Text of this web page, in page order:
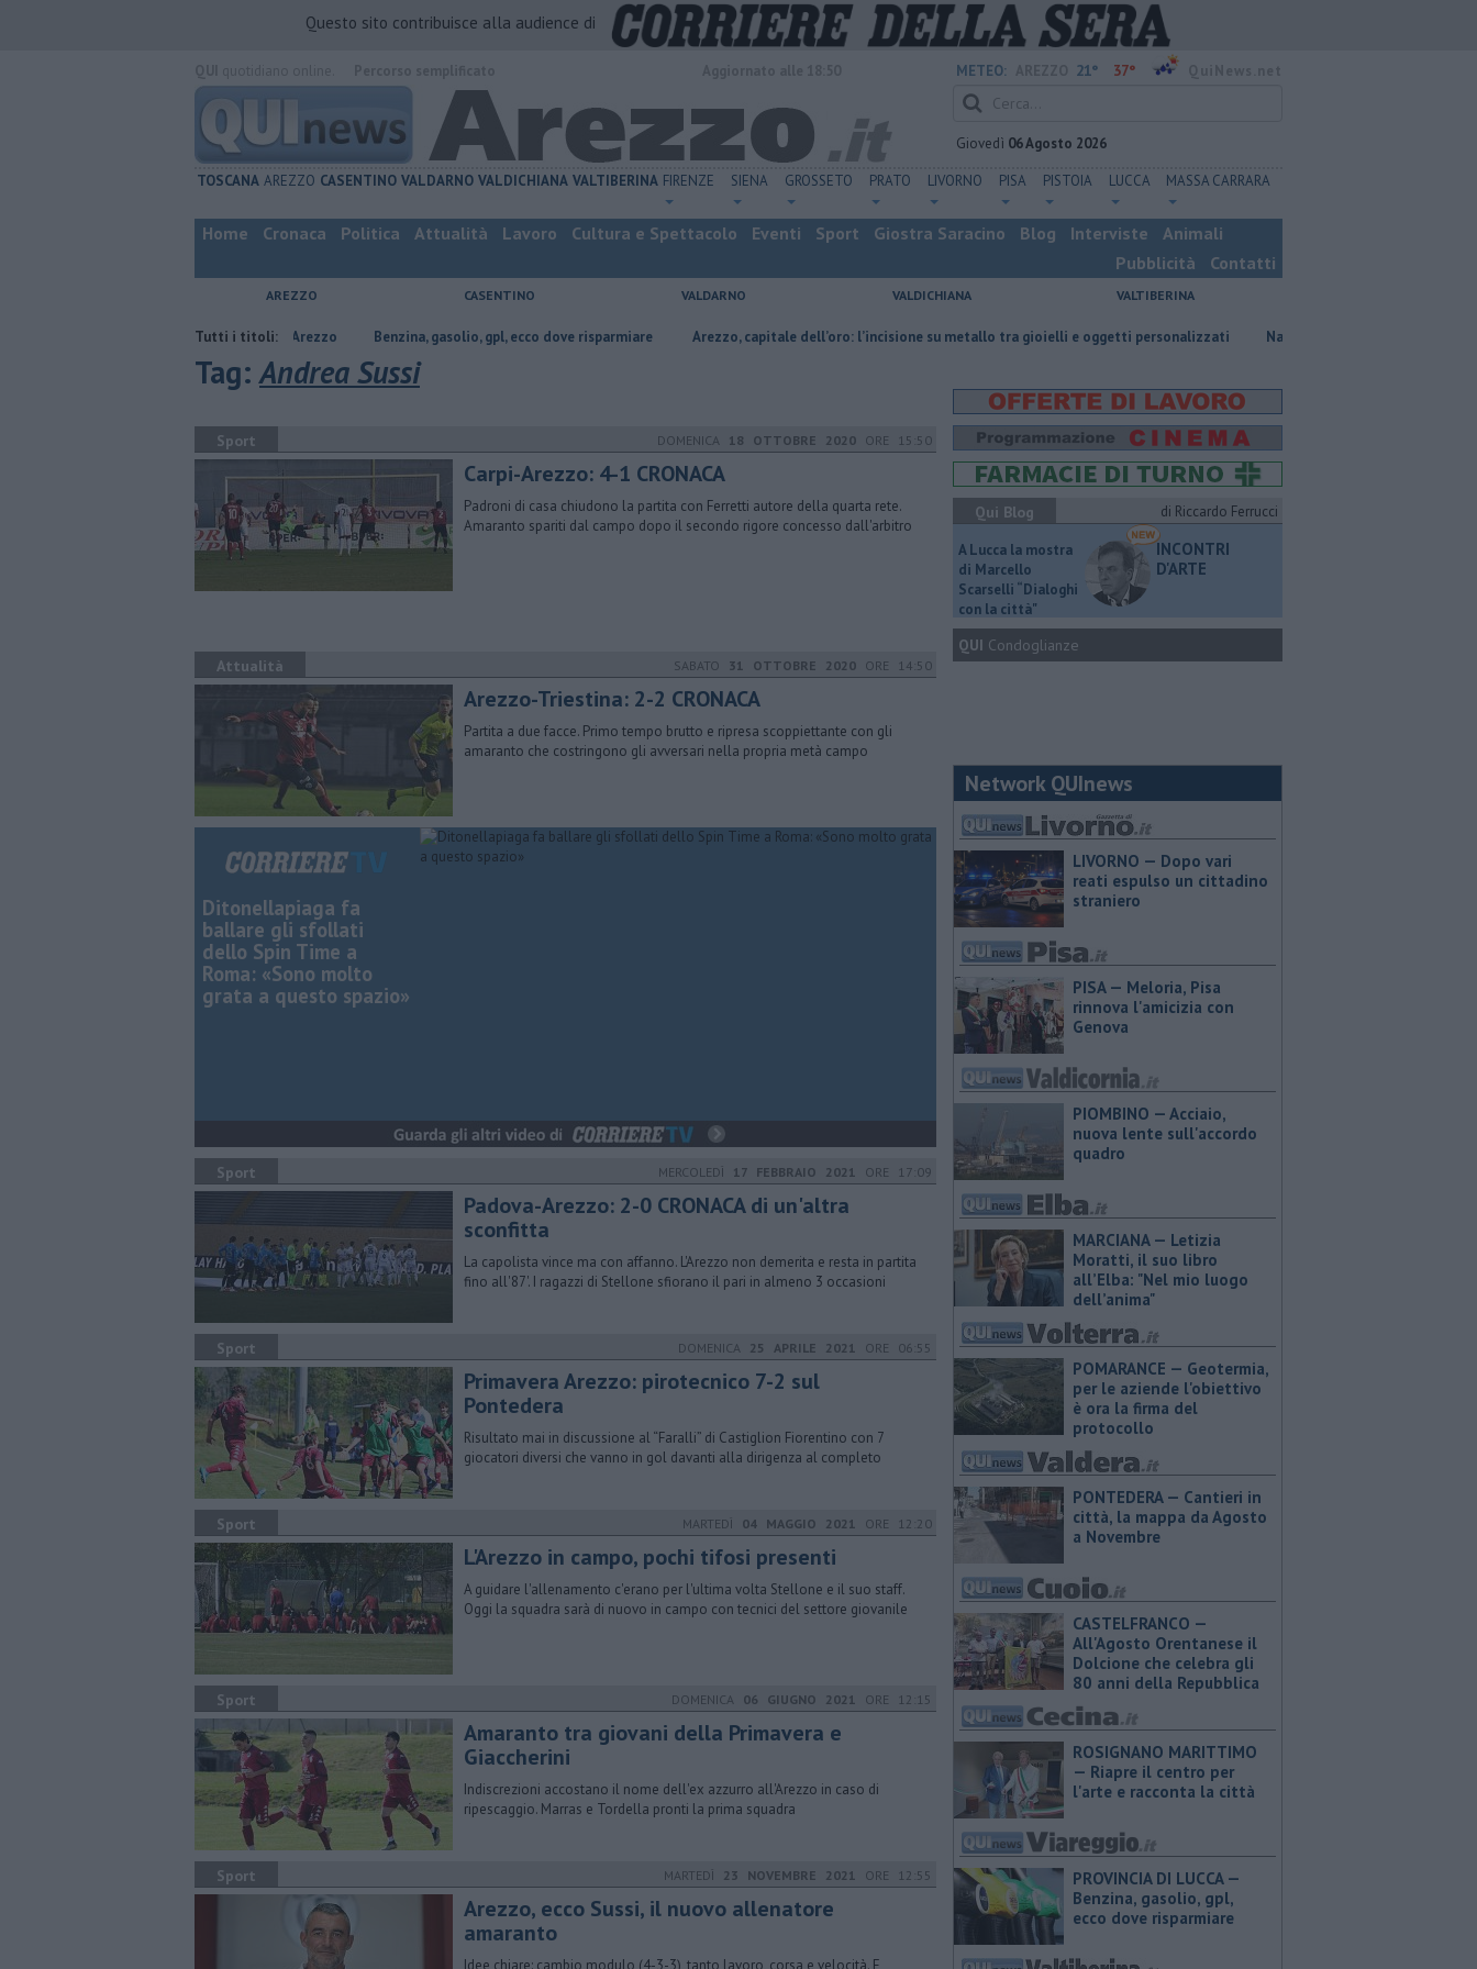
Questo sito contribuisce alla audience di
METEO: 21° 37°
Giovedì 06 Agosto 2026
TOSCANA AREZZO CASENTINO VALDARNO VALDICHIANA VALTIBERINA FIRENZE SIENA GROSSETO PRATO LIVORNO PISA PISTOIA LUCCA MASSA CARRARA
Home Cronaca Politica Attualità Lavoro Cultura e Spettacolo Eventi Sport Giostra Saracino Blog Interviste
Animali
Pubblicità
Contatti
AREZZO CASENTINO VALDARNO VALDICHIANA VALTIBERINA
Tutti i titoli:
di lavoro in provincia di Arezzo ​Benzina, gasolio, gpl, ecco dove risparmiare Arezzo, capitale dell’oro: l’incisione su metallo tra gioielli e oggetti personalizzati Nascosta in un bar per sfuggire alla furia del
Tag:Andrea Sussi
Sport DOMENICA 18 OTTOBRE 2020 ORE 15:50
Carpi-Arezzo: 4-1 CRONACA
Padroni di casa chiudono la partita con Ferretti autore della quarta rete.
Amaranto spariti dal campo dopo il secondo rigore concesso dall'arbitro
Attualità SABATO 31 OTTOBRE 2020 ORE 14:50
Arezzo-Triestina: 2-2 CRONACA
Partita a due facce. Primo tempo brutto e ripresa scoppiettante con gli
amaranto che costringono gli avversari nella propria metà campo
Ditonellapiaga fa
ballare gli sfollati
dello Spin Time a
Roma: «Sono molto
grata a questo spazio»
Sport MERCOLEDÌ 17 FEBBRAIO 2021 ORE 17:09
Padova-Arezzo: 2-0 CRONACA di un'altra
sconfitta
La capolista vince ma con affanno. L'Arezzo non demerita e resta in partita
fino all'87'. I ragazzi di Stellone sfiorano il pari in almeno 3 occasioni
Sport DOMENICA 25 APRILE 2021 ORE 06:55
Primavera Arezzo: pirotecnico 7-2 sul
Pontedera
Risultato mai in discussione al “Faralli” di Castiglion Fiorentino con 7
giocatori diversi che vanno in gol davanti alla dirigenza al completo
Sport MARTEDÌ 04 MAGGIO 2021 ORE 12:20
​L'Arezzo in campo, pochi tifosi presenti
A guidare l'allenamento c'erano per l'ultima volta Stellone e il suo staff.
Oggi la squadra sarà di nuovo in campo con tecnici del settore giovanile
Sport DOMENICA 06 GIUGNO 2021 ORE 12:15
Amaranto tra giovani della Primavera e
Giaccherini
Indiscrezioni accostano il nome dell'ex azzurro all'Arezzo in caso di
ripescaggio. Marras e Tordella pronti la prima squadra
Sport MARTEDÌ 23 NOVEMBRE 2021 ORE 12:55
Arezzo, ecco Sussi, il nuovo allenatore
amaranto
Idee chiare: cambio modulo (4-3-3), tanto lavoro, corsa e velocità. E
Qui Blog di Riccardo Ferrucci
A Lucca la mostra
di Marcello
Scarselli “Dialoghi
con la città"
INCONTRI
D'ARTE
QUI Condoglianze
Network QUInews
LIVORNO — Dopo vari
reati espulso un cittadino
straniero
PISA — Meloria, Pisa
rinnova l'amicizia con
Genova
PIOMBINO — Acciaio,
nuova lente sull'accordo
quadro
MARCIANA — ​Letizia
Moratti, il suo libro
all’Elba: "Nel mio luogo
dell’anima"
POMARANCE — Geotermia,
per le aziende l'obiettivo
è ora la firma del
protocollo
PONTEDERA — Cantieri in
città, la mappa da Agosto
a Novembre
CASTELFRANCO —
All'Agosto Orentanese il
Dolcione che celebra gli
80 anni della Repubblica
ROSIGNANO MARITTIMO
— Riapre il centro per
l'arte e racconta la città
PROVINCIA DI LUCCA — ​
Benzina, gasolio, gpl,
ecco dove risparmiare